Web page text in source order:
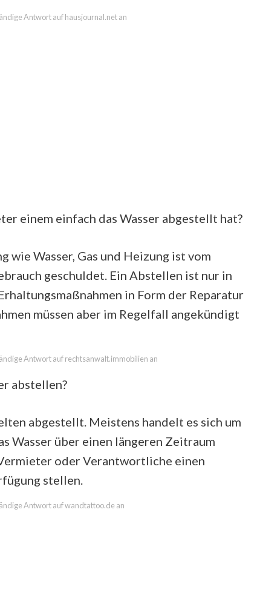
Antwort auf hausjournal.net an
einem einfach das Wasser abgestellt hat?
wie Wasser, Gas und Heizung ist vom
geschuldet. Ein Abstellen ist nur in
in Form der Reparatur
müssen aber im Regelfall angekündigt
Antwort auf rechtsanwalt.immobilien an
abstellen?
abgestellt. Meistens handelt es sich um
Wasser über einen längeren Zeitraum
oder Verantwortliche einen
stellen.
Antwort auf wandtattoo.de an